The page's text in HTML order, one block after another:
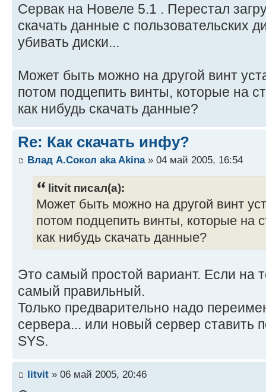
Сервак на Новеле 5.1 . Перестал
скачать данные с пользовательских
убивать диски...
Может быть можно на другой винт
потом подцепить винты, которые на
как нибудь скачать данные?
Re: Как скачать инфу?
Влад А.Сокол aka Akina» 04 май 2005, 16:54
litvit писал(а):
Может быть можно на другой винт
потом подцепить винты, которые на
как нибудь скачать данные?
Это самый простой вариант. Если на
самый правильный.
Только предварительно надо
сервера... или новый сервер ставить
SYS.
litvit » 06 май 2005, 20:46